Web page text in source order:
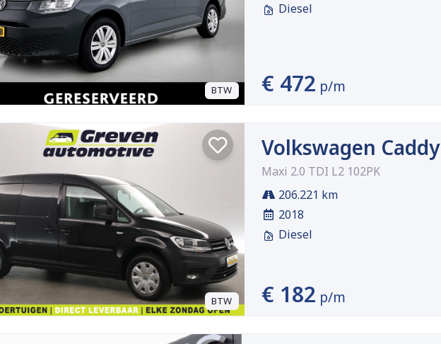
BTW
Diesel
€ 472 p/m
BTW
Volkswagen Caddy
Maxi 2.0 TDI L2 102PK
206.221 km
2018
Diesel
€ 182 p/m